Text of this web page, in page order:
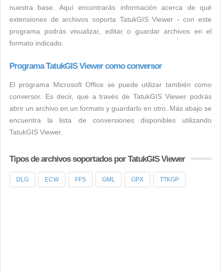
nuestra base. Aquí encontrarás información acerca de qué
extensiones de archivos soporta TatukGIS Viewer - con este
programa podrás visualizar, editar o guardar archivos en el
formato indicado.
Programa TatukGIS Viewer como conversor
El programa Microsoft Office se puede utilizar también como
conversor. Es decir, que a través de TatukGIS Viewer podrás
abrir un archivo en un formato y guardarlo en otro. Más abajo se
encuentra la lista de conversiones disponibles utilizando
TatukGIS Viewer.
Tipos de archivos soportados por TatukGIS Viewer
DLG ECW FFS GML GPX TTKGP